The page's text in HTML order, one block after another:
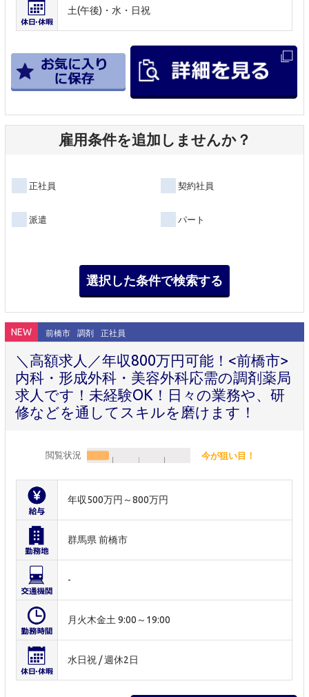
土(午後)・水・日祝
雇用条件を追加しませんか？
正社員 契約社員
派遣 パート
NEW 前橋市 調剤 正社員
＼高額求人／年収800万円可能！<前橋市>
内科・形成外科・美容外科応需の調剤薬局
求人です！未経験OK！日々の業務や、研
修などを通してスキルを磨けます！
閲覧状況 今が狙い目！
年収500万円～800万円
群馬県 前橋市
-
月火木金土 9:00～19:00
水日祝 / 週休2日